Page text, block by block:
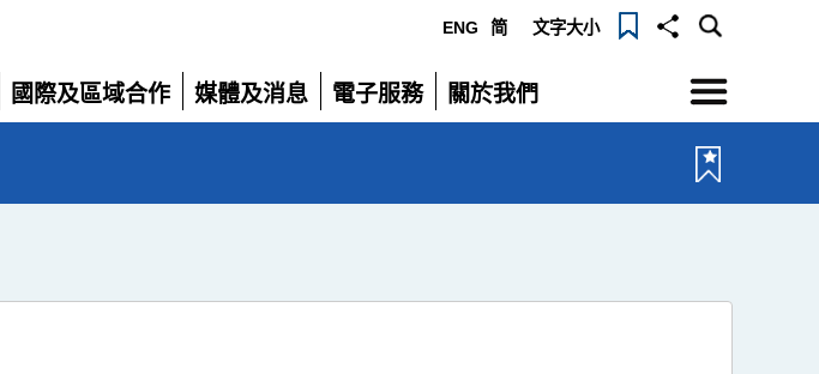
ENG 简 文字大小
國際及區域合作
展
媒體及消息
展
電子服務
展
關於我們
展
選
單